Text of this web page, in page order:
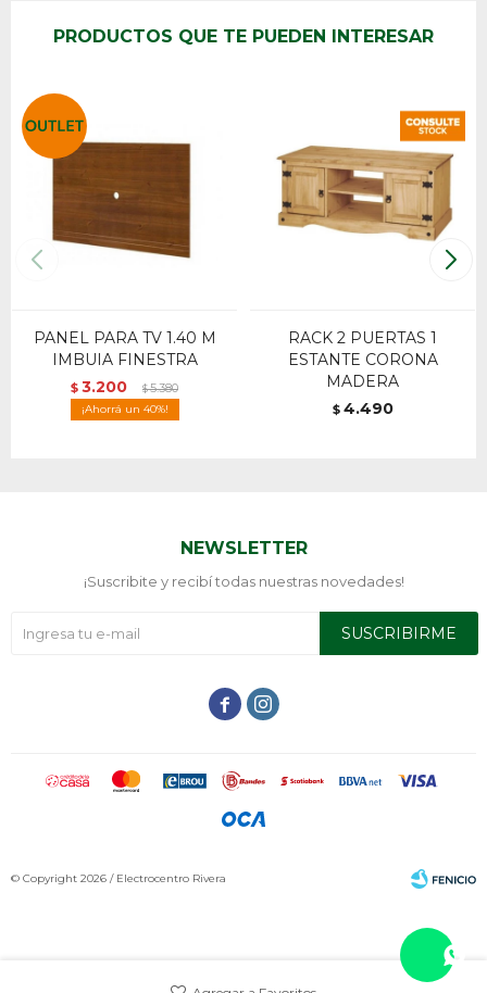
PRODUCTOS QUE TE PUEDEN INTERESAR
PANEL PARA TV 1.40 M
IMBUIA FINESTRA
$ 3.200 $5.380
40
RACK 2 PUERTAS 1
ESTANTE CORONA
MADERA
$ 4.490
NEWSLETTER
¡Suscribite y recibí todas nuestras novedades!
SUSCRIBIRME
 
© Copyright 2026 / Electrocentro Rivera